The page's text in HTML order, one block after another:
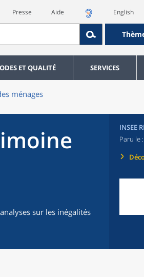
Presse Aide English
ET QUALITÉ SERVICES
ménages
sur les inégalités
INSEE
Paru le :